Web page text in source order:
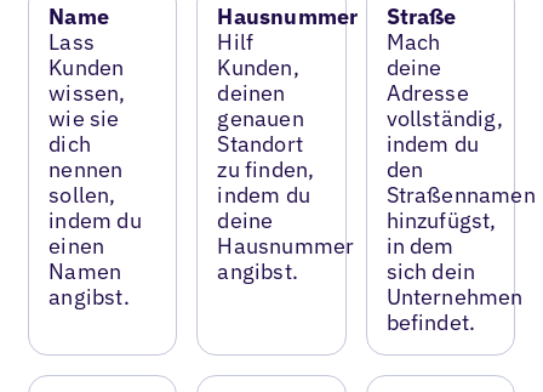
Name
Lass
Kunden
wissen,
wie sie
dich
nennen
sollen,
indem du
einen
Namen
angibst.
Hausnummer
Hilf
Kunden,
deinen
genauen
Standort
zu finden,
indem du
deine
Hausnummer
angibst.
Straße
Mach
deine
Adresse
vollständig,
indem du
den
Straßennamen
hinzufügst,
in dem
sich dein
Unternehmen
befindet.